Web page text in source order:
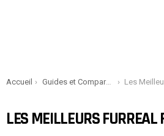
You are here:
Accueil Guides et Comparatifs Les Meilleurs
LES MEILLEURS FURREAL